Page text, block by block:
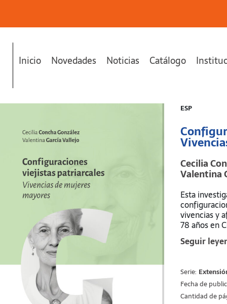
Inicio Novedades Noticias Catálogo
ESP
Cecilia
Valentina
Esta
vivencias y
78 años en
utilizando
datos se
mediante
análisis de
Seguir
Serie:
Fecha de
Cantidad de